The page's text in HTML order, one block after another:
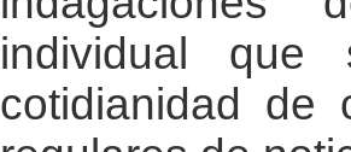
individual
cotidianidad de